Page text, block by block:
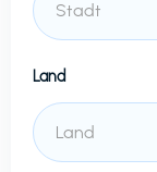
Land